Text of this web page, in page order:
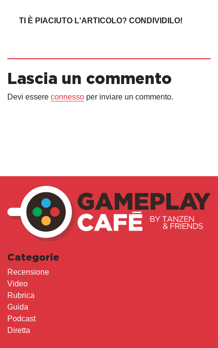
TI È PIACIUTO L'ARTICOLO? CONDIVIDILO!
Lascia un commento
Devi essere connesso per inviare un commento.
Categorie
Recensione
Video
Rubrica
Guida
Podcast
Diretta